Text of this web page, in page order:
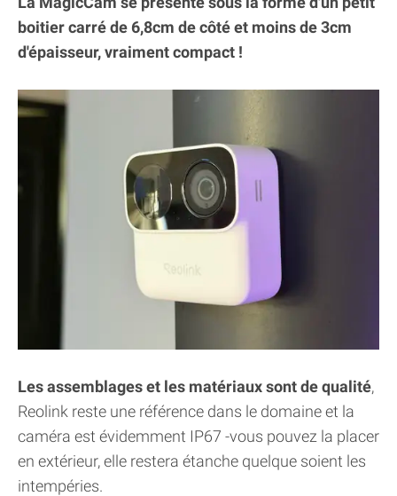
boitier carré de 6,8cm de côté et moins de 3cm
d'épaisseur, vraiment compact !
Les assemblages et les matériaux sont de qualité,
Reolink reste une référence dans le domaine et la
caméra est évidemment IP67 -vous pouvez la placer
en extérieur, elle restera étanche quelque soient les
intempéries.